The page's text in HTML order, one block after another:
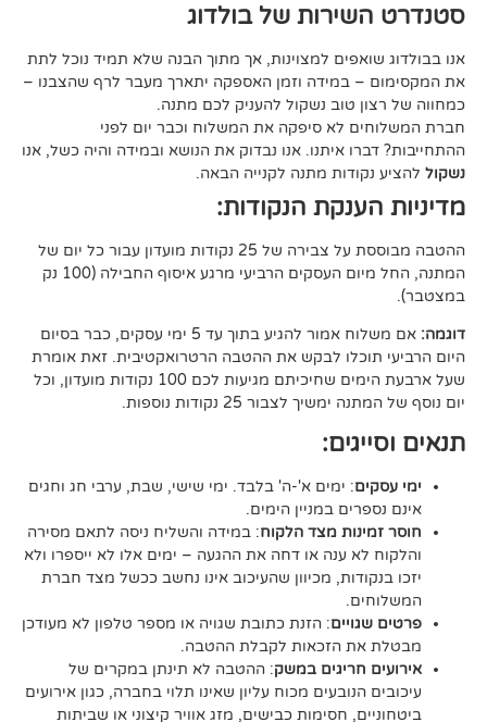
של בולדוג
למצוינות, אך מתוך הבנה שלא תמיד נוכל לתת
במידה וזמן האספקה יתארך מעבר לרף שהצבנו –
טוב נשקול להעניק לכם מתנה.
לא סיפקה את המשלוח וכבר יום לפני
איתנו. אנו נבדוק את הנושא ובמידה והיה כשל, אנו
מתנה לקנייה הבאה.
הנקודות:
ההטבה מבוססת על צבירה של 25 נקודות מועדון עבור כל יום של
המתנה, החל מיום העסקים הרביעי מרגע איסוף החבילה (100 נק
אם משלוח אמור להגיע בתוך עד 5 ימי עסקים, כבר בסיום
לבקש את ההטבה הרטרואקטיבית. זאת אומרת
שעל ארבעת הימים שחיכיתם מגיעות לכם 100 נקודות מועדון, וכל
לצבור 25 נקודות נוספות.
: ימים א'-ה' בלבד. ימי שישי, שבת, ערבי חג וחגים
במניין הימים.
מצד הלקוח: במידה והשליח ניסה לתאם מסירה
ענה או דחה את ההגעה – ימים אלו לא ייספרו ולא
מכיוון שהעיכוב אינו נחשב ככשל מצד חברת
: הזנת כתובת שגויה או מספר טלפון לא מעודכן
הזכאות לקבלת ההטבה.
חריגים במשק: ההטבה לא תינתן במקרים של
מכוח עליון שאינו תלוי בחברה, כגון אירועים
חסימות כבישים, מזג אוויר קיצוני או שביתות